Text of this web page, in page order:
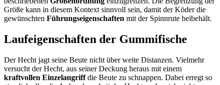
Größe kann in diesem Kontext sinnvoll sein, damit der Köder die
gewünschten Führungseigenschaften mit der Spinnrute beibehält.
Laufeigenschaften der Gummifische
Der Hecht jagt seine Beute nicht über weite Distanzen. Vielmehr
versucht der Hecht, aus seiner Deckung heraus mit einem
kraftvollen Einzelangriffdie Beute zu schnappen. Dabei erregt so